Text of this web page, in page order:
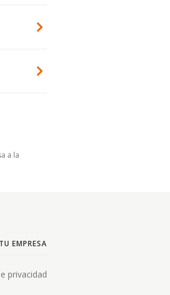
a la
EMPRESA
privacidad